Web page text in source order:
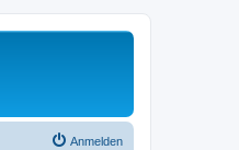
Anmelden